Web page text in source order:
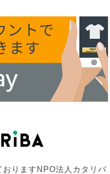
りますNPO法人カタリバ